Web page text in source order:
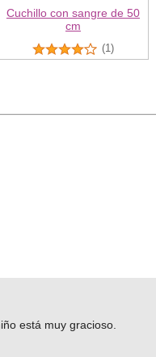
Cuchillo con sangre de 50
cm
(1)
está muy gracioso.